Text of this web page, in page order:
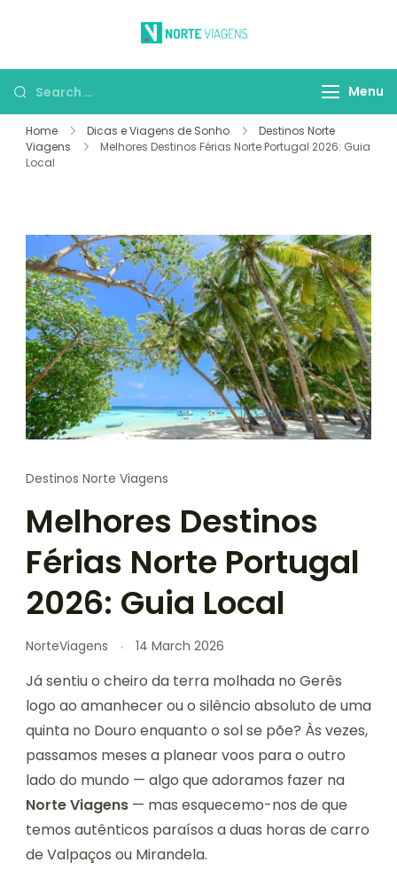
Search
for:
Menu
Home Dicas e Viagens de Sonho
Destinos Norte
Viagens
Melhores Destinos Férias Norte Portugal 2026: Guia
Local
Destinos Norte Viagens
Melhores Destinos
Férias Norte Portugal
2026: Guia Local
NorteViagens 14 March 2026
Já sentiu o cheiro da terra molhada no Gerês
logo ao amanhecer ou o silêncio absoluto de uma
quinta no Douro enquanto o sol se põe? Às vezes,
passamos meses a planear voos para o outro
lado do mundo — algo que adoramos fazer na
Norte Viagens — mas esquecemo-nos de que
temos autênticos paraísos a duas horas de carro
de Valpaços ou Mirandela.